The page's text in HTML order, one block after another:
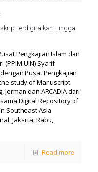
Terdigitalkan Hingga
Pengkajian Islam dan
(PPIM-UIN) Syarif
Pusat Pengkajian
study of Manuscript
Jerman dan ARCADIA dari
Digital Repository of
Southeast Asia
Jakarta, Rabu,
Read more